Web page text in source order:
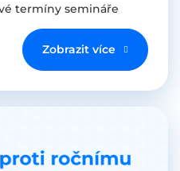
termíny semináře
Zobrazit více